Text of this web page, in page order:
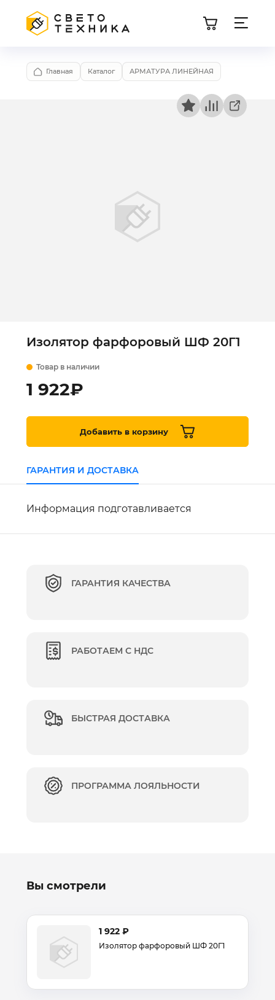
Главная Каталог АРМАТУРА ЛИНЕЙНАЯ
Изолятор фарфоровый ШФ 20Г1
Товар в наличии
1 922₽
Добавить в корзину
ГАРАНТИЯ И ДОСТАВКА
Информация подготавливается
ГАРАНТИЯ КАЧЕСТВА
РАБОТАЕМ С НДС
БЫСТРАЯ ДОСТАВКА
ПРОГРАММА ЛОЯЛЬНОСТИ
Вы смотрели
1 922 ₽
Изолятор фарфоровый ШФ 20Г1